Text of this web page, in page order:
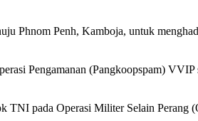
Phnom Penh, Kamboja, untuk
Pengamanan (Pangkoopspam) VVIP
TNI pada Operasi Militer Selain Perang